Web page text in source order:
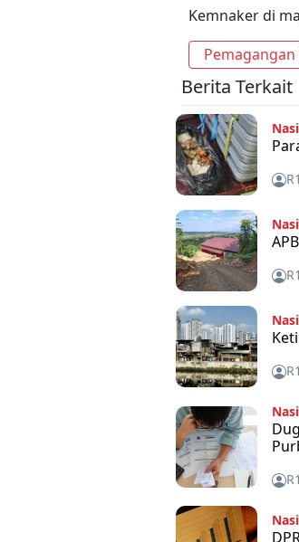
Kemnaker di
Berita Terkait